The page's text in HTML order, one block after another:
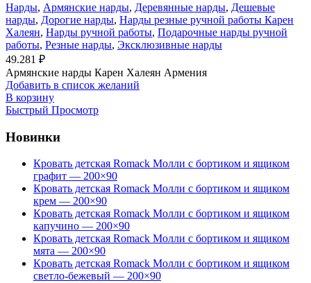
Нарды, Армянские нарды, Деревянные нарды, Дешевые
нарды, Дорогие нарды, Нарды резные ручной работы Карен
Халеян, Нарды ручной работы, Подарочные нарды ручной
работы, Резные нарды, Эксклюзивные нарды
49.281 ₽
Армянские нарды Карен Халеян Армения
Добавить в список желаний
В корзину
Быстрый Просмотр
Новинки
Кровать детская Romack Молли с бортиком и ящиком
графит — 200×90
Кровать детская Romack Молли с бортиком и ящиком
крем — 200×90
Кровать детская Romack Молли с бортиком и ящиком
капучино — 200×90
Кровать детская Romack Молли с бортиком и ящиком
мята — 200×90
Кровать детская Romack Молли с бортиком и ящиком
светло-бежевый — 200×90